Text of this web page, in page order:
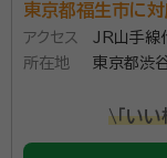
東京都福生市に
アクセス
JR山手線
所在地
東京都渋
\「い